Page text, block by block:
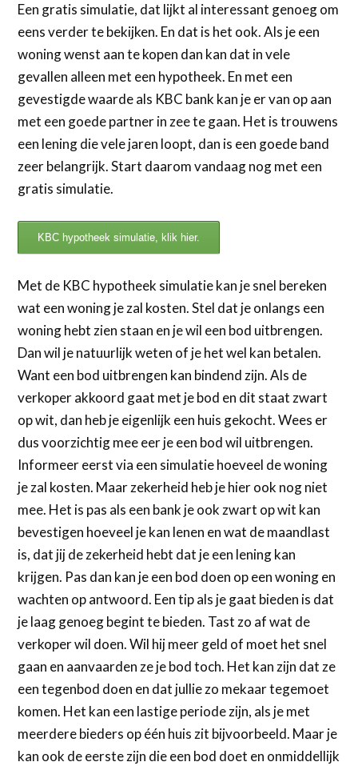
Een gratis simulatie, dat lijkt al interessant genoeg om
eens verder te bekijken. En dat is het ook. Als je een
woning wenst aan te kopen dan kan dat in vele
gevallen alleen met een hypotheek. En met een
gevestigde waarde als KBC bank kan je er van op aan
met een goede partner in zee te gaan. Het is trouwens
een lening die vele jaren loopt, dan is een goede band
zeer belangrijk. Start daarom vandaag nog met een
gratis simulatie.
KBC hypotheek simulatie, klik hier.
Met de KBC hypotheek simulatie kan je snel bereken
wat een woning je zal kosten. Stel dat je onlangs een
woning hebt zien staan en je wil een bod uitbrengen.
Dan wil je natuurlijk weten of je het wel kan betalen.
Want een bod uitbrengen kan bindend zijn. Als de
verkoper akkoord gaat met je bod en dit staat zwart
op wit, dan heb je eigenlijk een huis gekocht. Wees er
dus voorzichtig mee eer je een bod wil uitbrengen.
Informeer eerst via een simulatie hoeveel de woning
je zal kosten. Maar zekerheid heb je hier ook nog niet
mee. Het is pas als een bank je ook zwart op wit kan
bevestigen hoeveel je kan lenen en wat de maandlast
is, dat jij de zekerheid hebt dat je een lening kan
krijgen. Pas dan kan je een bod doen op een woning en
wachten op antwoord. Een tip als je gaat bieden is dat
je laag genoeg begint te bieden. Tast zo af wat de
verkoper wil doen. Wil hij meer geld of moet het snel
gaan en aanvaarden ze je bod toch. Het kan zijn dat ze
een tegenbod doen en dat jullie zo mekaar tegemoet
komen. Het kan een lastige periode zijn, als je met
meerdere bieders op één huis zit bijvoorbeeld. Maar je
kan ook de eerste zijn die een bod doet en onmiddellijk